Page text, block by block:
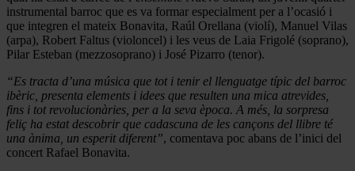
instrumental barroc que es va formar especialment per a l’ocasió i
que integren el mateix Bonavita, Raúl Orellana (violí), Manuel Vilas
(arpa), Robert Faltus (violoncel) i les veus de Laia Frigolé (soprano),
Pilar Esteban (mezzosoprano) i José Pizarro (tenor).
“Es tracta d’una música que tot i tenir el llenguatge típic del barroc
ibèric, presenta elements i idees que resulten una mica atrevides,
fins i tot revolucionàries, per a la seva època. A més, la sorpresa
feliç ha estat descobrir que cadascuna de les cançons del llibre té
una ànima, un esperit diferent”, comentava poc abans de l’inici del
concert Rafael Bonavita.